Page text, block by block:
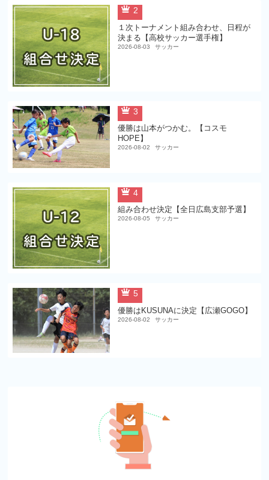
2
１次トーナメント組み合わせ、日程が
決まる【高校サッカー選手権】
2026-08-03 サッカー
3
優勝は山本がつかむ。【コスモ
HOPE】
2026-08-02 サッカー
4
組み合わせ決定【全日広島支部予選】
2026-08-05 サッカー
5
優勝はKUSUNAに決定【広瀬GOGO】
2026-08-02 サッカー